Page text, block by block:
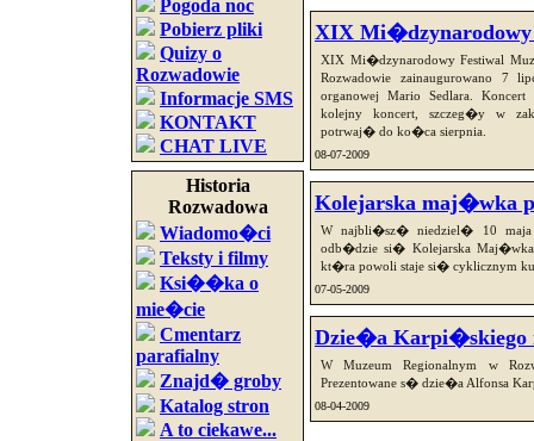
Pogoda noc
Pobierz pliki
Quizy o
Rozwadowie
Informacje SMS
KONTAKT
CHAT LIVE
Historia
Rozwadowa
Wiadomo�ci
Teksty i filmy
Ksi��ka o
mie�cie
Cmentarz
parafialny
Znajd� groby
Katalog stron
A to ciekawe...
XIX Mi�dzynarodowy
XIX Mi�dzynarodowy Festiwal
Rozwadowie zainaugurowano 7
organowej Mario Sedlara.
kolejny koncert, szczeg�y w
potrwaj� do ko�ca sierpnia.
08-07-2009
Kolejarska maj�wka
W najbli�sz� niedziel� 10
odb�dzie si� Kolejarska
kt�ra powoli staje si� cyklicznym
07-05-2009
Dzie�a Karpi�skiego
W Muzeum Regionalnym w
Prezentowane s� dzie�a Alfonsa
08-04-2009